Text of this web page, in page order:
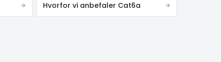
Hvorfor vi anbefaler Cat6a